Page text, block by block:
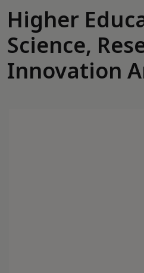
Higher
Science,
Innovation